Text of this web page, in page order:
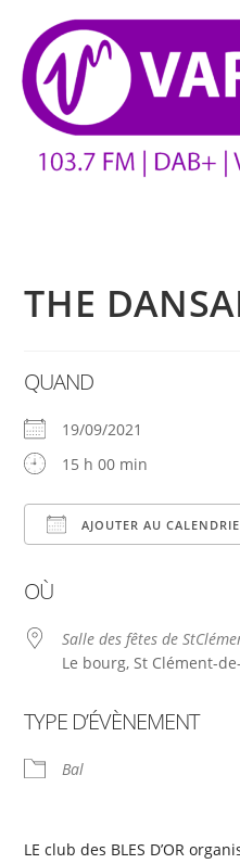
THE
QUAND
19/09/2021
15 h 00 min
AJOUTER AU
OÙ
Salle des fêtes de
Le bourg, St Clément-
TYPE D’ÉVÈNEMENT
Bal
LE club des BLES D’OR